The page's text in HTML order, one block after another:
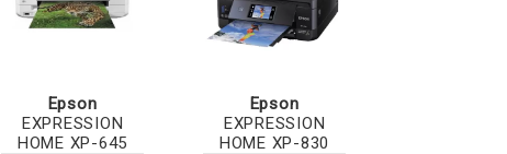
Epson
EXPRESSION
HOME XP-645
Epson
EXPRESSION
HOME XP-830